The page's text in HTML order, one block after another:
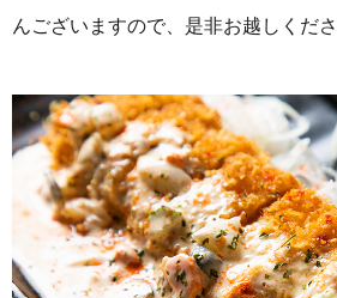
んございますので、是非お越しくださ